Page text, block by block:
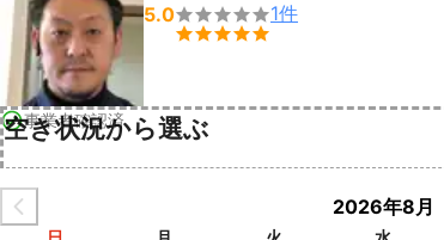
事業者確認済
5.0

1件
空き状況から選ぶ
2026年8月